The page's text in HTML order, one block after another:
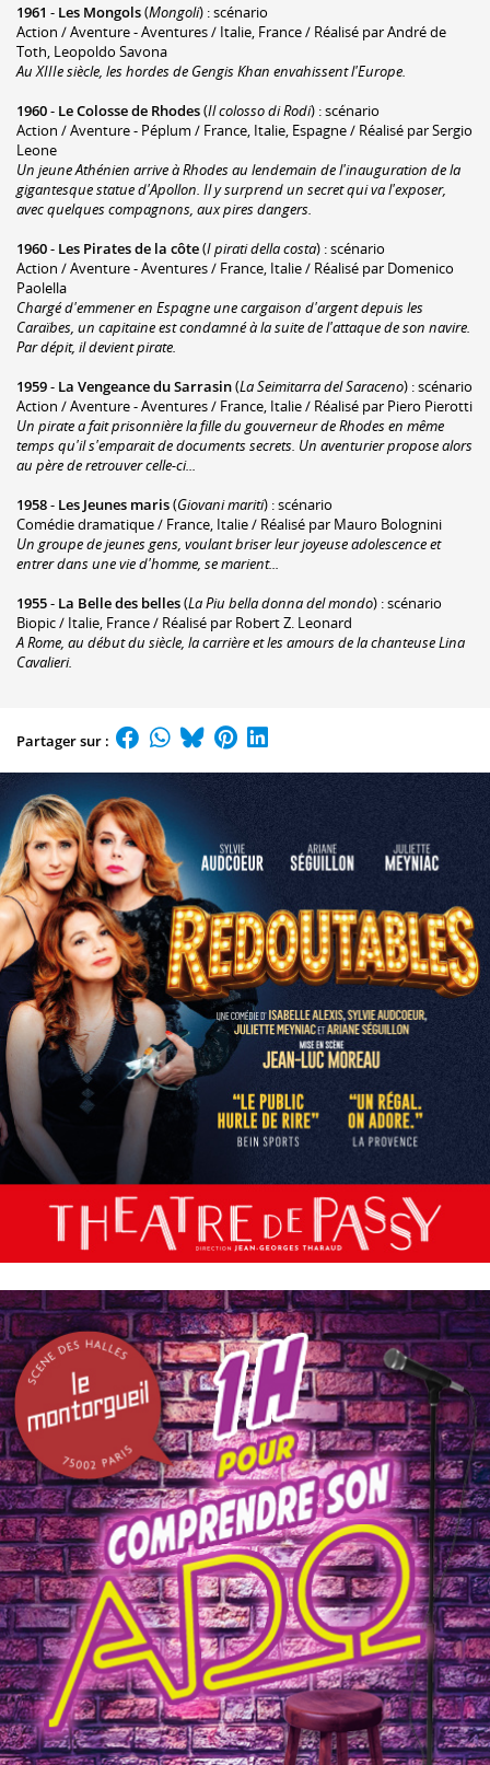
1961 - Les Mongols(Mongoli) : scénario
Action / Aventure - Aventures / Italie, France / Réalisé par André de
Toth, Leopoldo Savona
Au XIIIe siècle, les hordes de Gengis Khan envahissent l'Europe.
1960- Le Colosse de Rhodes(Il colosso di Rodi) : scénario
Action / Aventure - Péplum / France, Italie, Espagne / Réalisé par Sergio
Leone
Un jeune Athénien arrive à Rhodes au lendemain de l'inauguration de la
gigantesque statue d'Apollon. Il y surprend un secret qui va l'exposer,
avec quelques compagnons, aux pires dangers.
1960- Les Pirates de la côte(I pirati della costa) : scénario
Action / Aventure - Aventures / France, Italie / Réalisé par Domenico
Paolella
Chargé d'emmener en Espagne une cargaison d'argent depuis les
Caraïbes, un capitaine est condamné à la suite de l'attaque de son navire.
Par dépit, il devient pirate.
1959- La Vengeance du Sarrasin(La Seimitarra del Saraceno) : scénario
Action / Aventure - Aventures / France, Italie / Réalisé par Piero Pierotti
Un pirate a fait prisonnière la fille du gouverneur de Rhodes en même
temps qu'il s'emparait de documents secrets. Un aventurier propose alors
au père de retrouver celle-ci...
1958- Les Jeunes maris(Giovani mariti) : scénario
Comédie dramatique / France, Italie / Réalisé par Mauro Bolognini
Un groupe de jeunes gens, voulant briser leur joyeuse adolescence et
entrer dans une vie d'homme, se marient...
1955- La Belle des belles(La Piu bella donna del mondo) : scénario
Biopic / Italie, France / Réalisé par Robert Z. Leonard
A Rome, au début du siècle, la carrière et les amours de la chanteuse Lina
Cavalieri.
Partager sur :